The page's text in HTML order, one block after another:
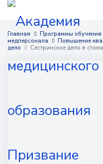
Программы обучения
Условия обучения
Для работодателей
Сведения об
Главная
Программы обучения
медперсонала
Повышение
дело
Сестринское дело в